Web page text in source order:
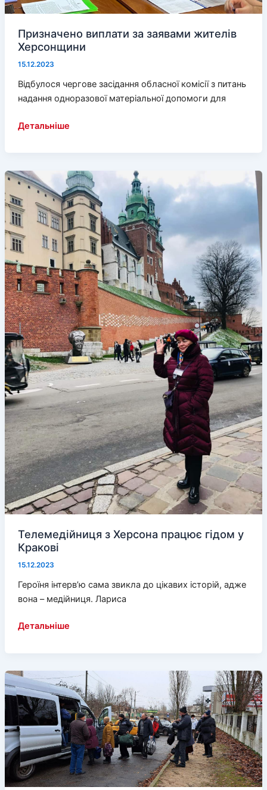
Призначено виплати за заявами жителів
Херсонщини
15.12.2023
Відбулося чергове засідання обласної комісії з питань
надання одноразової матеріальної допомоги для
Призначено
заявами
жителів
Херсонщини
Детальніше
Телемедійниця з Херсона працює гідом у
Кракові
15.12.2023
Героїня інтерв’ю сама звикла до цікавих історій, адже
вона – медійниця. Лариса
Телемедійниця
працює
гідом
у
Кракові
Детальніше